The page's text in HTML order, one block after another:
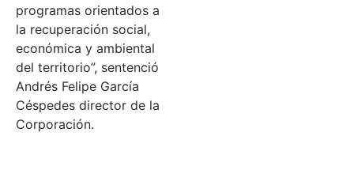
programas orientados a
la recuperación social,
económica y ambiental
del territorio”, sentenció
Andrés Felipe García
Céspedes director de la
Corporación.